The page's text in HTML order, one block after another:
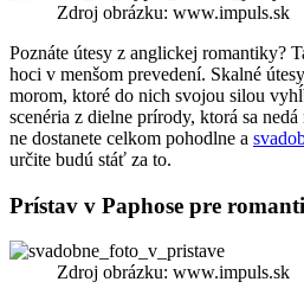
Zdroj obrázku: www.impuls.sk
Poznáte útesy z anglickej romantiky?
hoci v menšom prevedení. Skalné
morom, ktoré do nich svojou silou
scenéria z dielne prírody, ktorá sa
ne dostanete celkom pohodlne a
určite budú stáť za to.
Prístav v Paphose pre
Zdroj obrázku: www.impuls.sk